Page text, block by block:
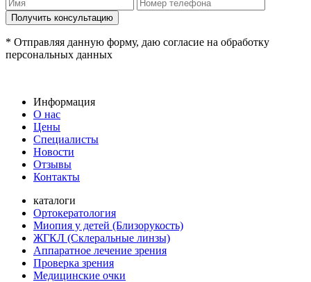
* Отправляя данную форму, даю согласие на обработку
персональных данных
Информация
О нас
Цены
Специалисты
Новости
Отзывы
Контакты
каталоги
Ортокератология
Миопия у детей (Близорукость)
ЖГКЛ (Склеральные линзы)
Аппаратное лечение зрения
Проверка зрения
Медицинские очки